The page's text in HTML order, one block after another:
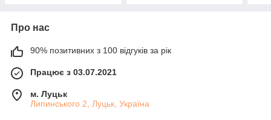
Про нас
90% позитивних з 100 відгуків за рік
Працює з 03.07.2021
м. Луцьк
Липинського 2, Луцьк, Україна